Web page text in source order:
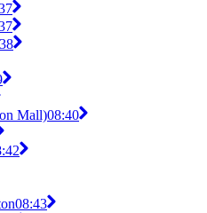
Mall)08:40
08:43